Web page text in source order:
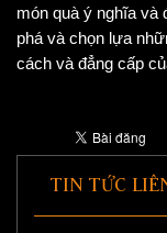
món quà ý nghĩa và
phá và chọn lựa
cách và đẳng cấp
TIN TỨC